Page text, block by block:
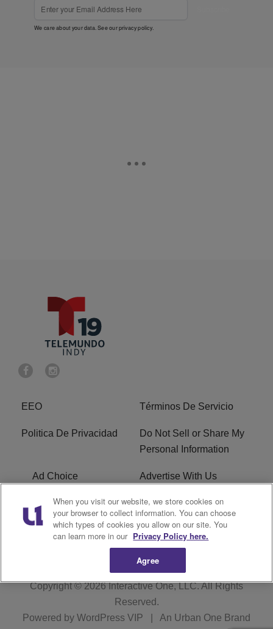
We care about your data. See ourprivacy policy.
EEO Términos De Servicio
Politica De Privacidad
Do Not Sell or Share My
Personal Information
Ad Choice Advertise With Us
Terms of Service R1 Digital
Closed Captioning
Copyright © 2026Interactive One, LLC. All Rights
Reserved.
Powered by WordPress VIP An Urban One Brand
When you visit our website, we store cookies on
your browser to collect information. You can choose
which types of cookies you allow on our site. You
can learn more in our Privacy Policy here.
Agree